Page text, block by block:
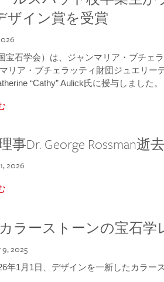
ザイン賞を受賞
宝石学会）は、ジャンマリア・ブチェ
マリア・ブチェラッティ財団ジュエリ
“Cathy” Aulick氏に授与しました。
事Dr. George Rossman逝去
2026
ラーストーンの宝石
2025
年1月1日、デザインを一新したカラー